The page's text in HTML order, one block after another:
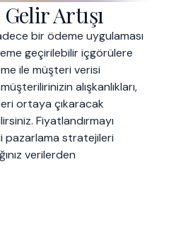
Artışı
bir ödeme uygulaması
geçirilebilir içgörülere
ile müşteri verisi
alışkanlıkları,
ortaya çıkaracak
Fiyatlandırmayı
pazarlama stratejileri
verilerden